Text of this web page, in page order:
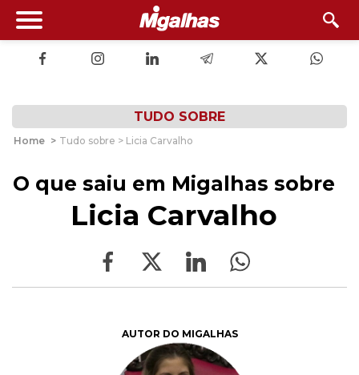
TUDO SOBRE
Home > Tudo sobre > Licia Carvalho
O que saiu em Migalhas sobre
Licia Carvalho
AUTOR DO MIGALHAS